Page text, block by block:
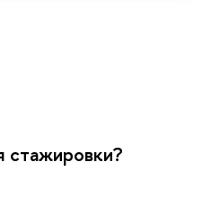
стажировки?